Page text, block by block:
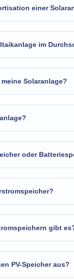
einer
im
Solaranlage?
oder
gibt
PV-Speicher aus?